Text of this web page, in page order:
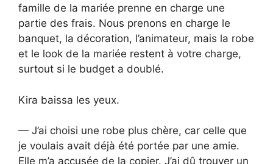
famille de la mariée prenne en charge une
partie des frais. Nous prenons en charge le
banquet, la décoration, l’animateur, mais la robe
et le look de la mariée restent à votre charge,
surtout si le budget a doublé.
Kira baissa les yeux.
— J’ai choisi une robe plus chère, car celle que
je voulais avait déjà été portée par une amie.
Elle m’a accusée de la copier. J’ai dû trouver un